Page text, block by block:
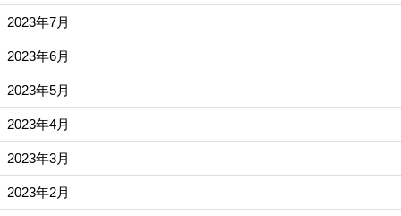
2023年7月
2023年6月
2023年5月
2023年4月
2023年3月
2023年2月